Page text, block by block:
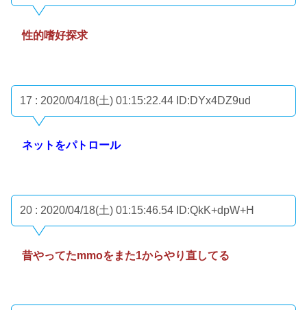
性的嗜好探求
17 : 2020/04/18(土) 01:15:22.44 ID:DYx4DZ9ud
ネットをパトロール
20 : 2020/04/18(土) 01:15:46.54 ID:QkK+dpW+H
昔やってたmmoをまた1からやり直してる